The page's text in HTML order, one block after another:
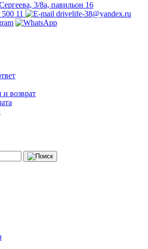
3/8а, павильон 16
11
drivelife-38@yandex.ru
и возврат